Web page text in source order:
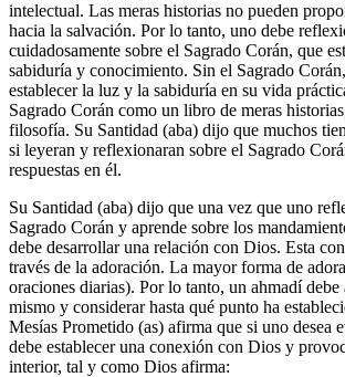
intelectual. Las meras historias no pueden
hacia la salvación. Por lo tanto, uno debe
cuidadosamente sobre el Sagrado Corán, que
sabiduría y conocimiento. Sin el Sagrado
establecer la luz y la sabiduría en su vida
Sagrado Corán como un libro de meras
filosofía. Su Santidad (aba) dijo que muchos
si leyeran y reflexionaran sobre el Sagrado
respuestas en él.
Su Santidad (aba) dijo que una vez que uno
Sagrado Corán y aprende sobre los
debe desarrollar una relación con Dios. Esta
través de la adoración. La mayor forma de
oraciones diarias). Por lo tanto, un ahmadí debe
mismo y considerar hasta qué punto ha
Mesías Prometido (as) afirma que si uno desea
debe establecer una conexión con Dios y
interior, tal y como Dios afirma: